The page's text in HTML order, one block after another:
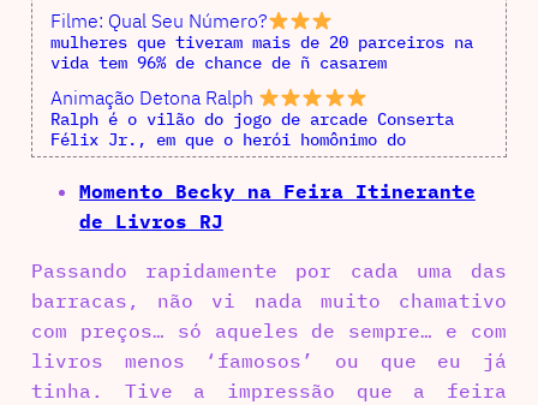
Filme: Qual Seu Número?
mulheres que tiveram mais de 20 parceiros na
vida tem 96% de chance de ñ casarem
Animação Detona Ralph
Ralph é o vilão do jogo de arcade Conserta
Félix Jr., em que o herói homônimo do
Momento Becky na Feira Itinerante
de Livros RJ
Passando rapidamente por cada uma das
barracas, não vi nada muito chamativo
com preços… só aqueles de sempre… e com
livros menos ‘famosos’ ou que eu já
tinha. Tive a impressão que a feira